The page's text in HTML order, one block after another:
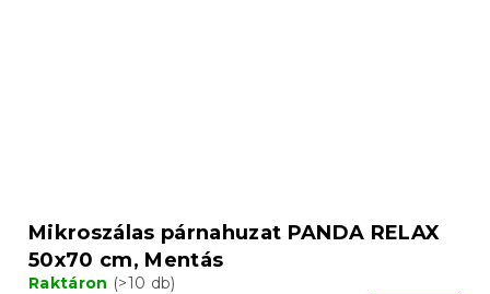
Mikroszálas párnahuzat PANDA RELAX
50x70 cm, Mentás
Raktáron (>10 db)